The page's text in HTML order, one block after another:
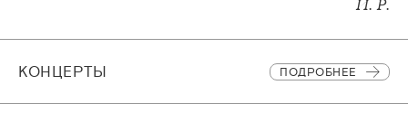
И. Р.
КОНЦЕРТЫ ПОДРОБНЕЕ